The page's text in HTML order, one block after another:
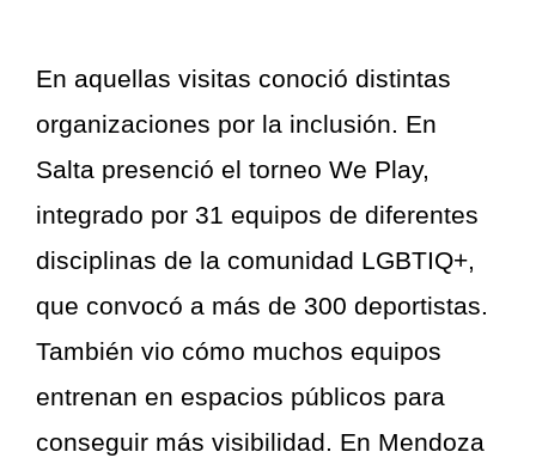
En aquellas visitas conoció distintas
organizaciones por la inclusión. En
Salta presenció el torneo We Play,
integrado por 31 equipos de diferentes
disciplinas de la comunidad LGBTIQ+,
que convocó a más de 300 deportistas.
También vio cómo muchos equipos
entrenan en espacios públicos para
conseguir más visibilidad. En Mendoza